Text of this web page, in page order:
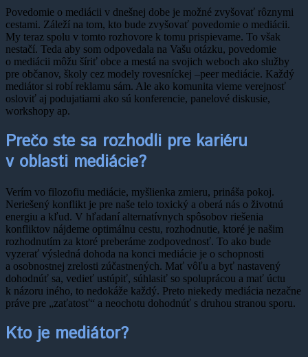
Povedomie o mediácii v dnešnej dobe je možné zvyšovať rôznymi
cestami. Záleží na tom, kto bude zvyšovať povedomie o mediácii.
My teraz spolu v tomto rozhovore k tomu prispievame. To však
nestačí. Teda aby som odpovedala na Vašu otázku, povedomie
o mediácii môžu šíriť obce a mestá na svojich weboch ako služby
pre občanov, školy cez modely rovesníckej –peer mediácie. Každý
mediátor si robí reklamu sám. Ale ako komunita vieme verejnosť
osloviť aj podujatiami ako sú konferencie, panelové diskusie,
workshopy ap.
Prečo ste sa rozhodli pre kariéru
v oblasti mediácie?
Verím vo filozofiu mediácie, myšlienka zmieru, prináša pokoj.
Neriešený konflikt je pre naše telo toxický a oberá nás o životnú
energiu a kľud. V hľadaní alternatívnych spôsobov riešenia
konfliktov nájdeme optimálnu cestu, rozhodnutie, ktoré je našim
rozhodnutím za ktoré preberáme zodpovednosť. To ako bude
vyzerať výsledná dohoda na konci mediácie je o schopnosti
a osobnostnej zrelosti zúčastnených. Mať vôľu a byť nastavený
dohodnúť sa, vedieť ustúpiť, súhlasiť so spoluprácou a mať úctu
k názoru iného, to nedokáže každý. Preto niekedy mediácia nezačne
práve pre „zaťatosť“ a neochotu dohodnúť s druhou stranou sporu.
Kto je mediátor?